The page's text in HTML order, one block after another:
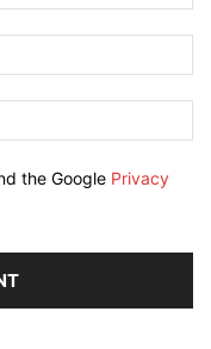
the Google Privacy